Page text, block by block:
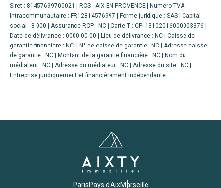
Siret : 81457699700021 | RCS : AIX EN PROVENCE | Numero TVA
Intracommunautaire : FR12814576997 | Forme juridique : SAS | Capital
social : 8 000 | Assurance RCP : NC | Carte T : CPI 13102016000003376 |
Date de délivrance : 0000-00-00 | Lieu de délivrance : NC | Caisse de
garantie financière : NC. | N° de caisse de garantie : NC | Adresse caisse
de garantie : NC | Montant de la garantie financière : NC | Nom du
médiateur : NC | Adresse du médiateur : NC | Adresse du site : NC |
Entreprise juridiquement et financièrement indépendante
ParisPays d'AixMarseille